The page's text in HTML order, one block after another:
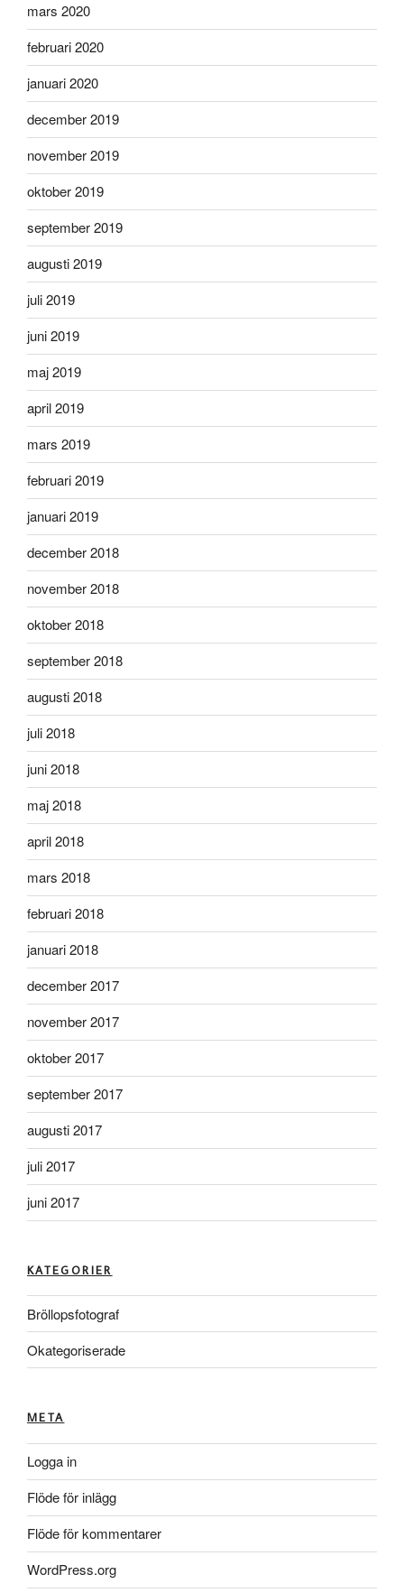
mars 2020
februari 2020
januari 2020
december 2019
november 2019
oktober 2019
september 2019
augusti 2019
juli 2019
juni 2019
maj 2019
april 2019
mars 2019
februari 2019
januari 2019
december 2018
november 2018
oktober 2018
september 2018
augusti 2018
juli 2018
juni 2018
maj 2018
april 2018
mars 2018
februari 2018
januari 2018
december 2017
november 2017
oktober 2017
september 2017
augusti 2017
juli 2017
juni 2017
KATEGORIER
Bröllopsfotograf
Okategoriserade
META
Logga in
Flöde för inlägg
Flöde för kommentarer
WordPress.org